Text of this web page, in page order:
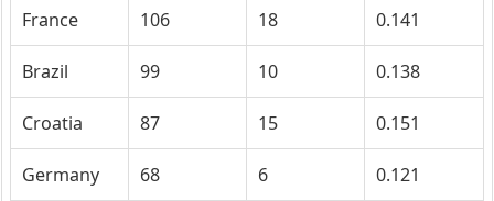
France 106 18 0.141
Brazil 99 10 0.138
Croatia 87 15 0.151
Germany 68 6 0.121